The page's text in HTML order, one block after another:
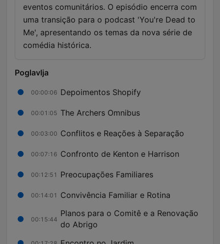
eventos comunitários. O episódio encerra com
uma transição para o podcast 'You're Dead to
Me', apresentando os temas da nova série de
comédia histórica.
Poglavlja
00:00:06 Depoimentos Shopify
00:01:05 The Archers Omnibus
00:03:00 Conflitos e Reações à Separação
00:07:16 Confronto de Kenton e Harrison
00:12:51 Preocupações Familiares
00:14:01 Convivência Familiar e Rotina
00:15:44
Planos para o Comitê e a Renovação
do Abrigo